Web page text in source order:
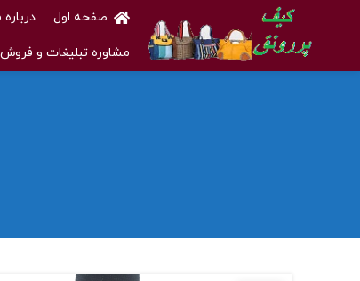
صفحه اول درباره
مشاوره تبلیغات و فروش